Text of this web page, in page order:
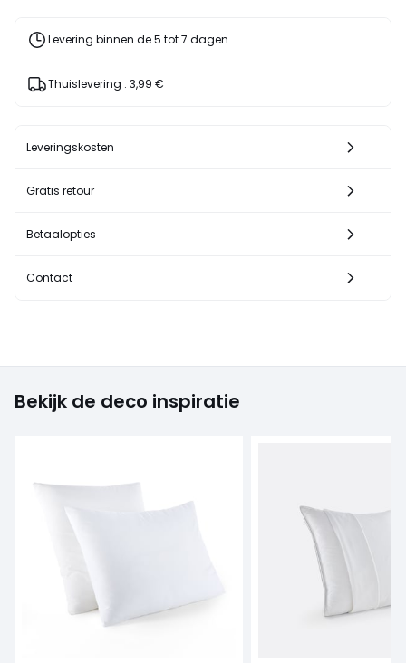
toegepast.
Levering binnen de 5 tot 7 dagen
Thuislevering : 3,99 €
Leveringskosten
Gratis retour
Betaalopties
Contact
Bekijk de deco inspiratie